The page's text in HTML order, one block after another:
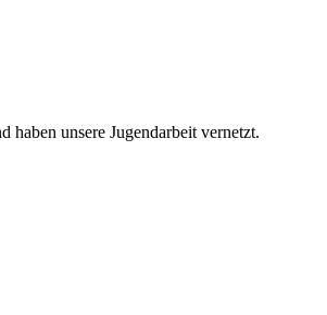
unsere Jugendarbeit vernetzt.